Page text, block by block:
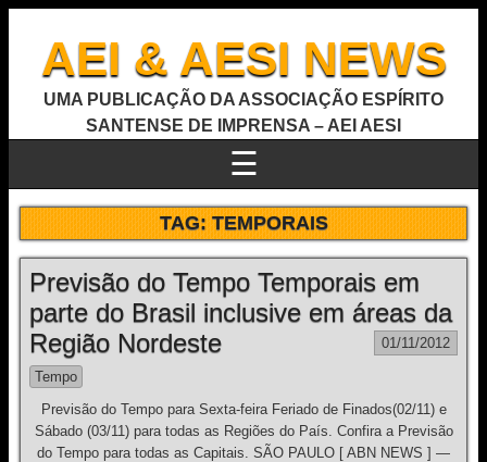
AEI & AESI NEWS
UMA PUBLICAÇÃO DA ASSOCIAÇÃO ESPÍRITO
SANTENSE DE IMPRENSA – AEI AESI
☰
TAG:TEMPORAIS
Previsão do Tempo Temporais em
parte do Brasil inclusive em áreas da
Região Nordeste
01/11/2012
Tempo
Previsão do Tempo para Sexta-feira Feriado de Finados(02/11) e
Sábado (03/11) para todas as Regiões do País. Confira a Previsão
do Tempo para todas as Capitais. SÃO PAULO [ ABN NEWS ] —